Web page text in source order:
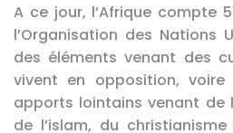
A ce jour, l’Afrique compte
l’Organisation des Nations
des éléments venant des
vivent en opposition, voire
apports lointains venant de
de l’islam, du